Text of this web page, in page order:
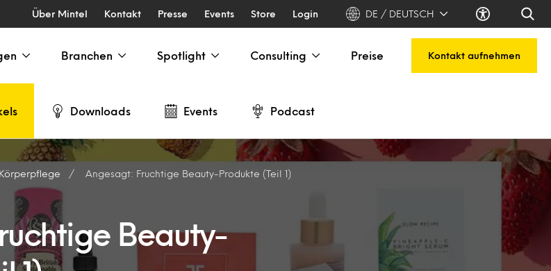
Über Mintel Kontakt Presse Events Store Login DE / DEUTSCH
Branchen Spotlight Consulting Preise Kontakt aufnehmen
Downloads Events Podcast
Angesagt: Fruchtige Beauty-Produkte (Teil 1)
Beauty-